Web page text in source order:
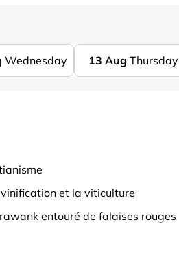
Wednesday 13 Aug Thursday
et la viticulture
entouré de falaises rouges